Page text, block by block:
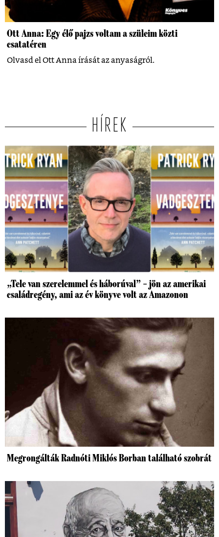
Ott Anna: Egy élő pajzs voltam a szüleim közti
csatatéren
Olvasd el Ott Anna írását az anyaságról.
HÍREK
„Tele van szerelemmel és háborúval” – jön az amerikai
családregény, ami az év könyve volt az Amazonon
Megrongálták Radnóti Miklós Borban található szobrát